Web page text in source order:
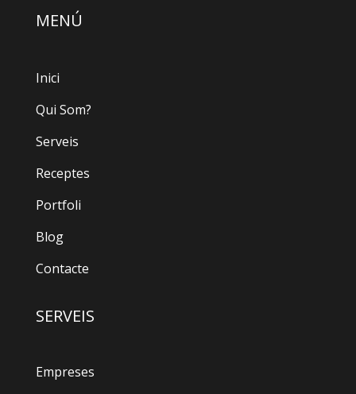
MENÚ
Inici
Qui Som?
Serveis
Receptes
Portfoli
Blog
Contacte
SERVEIS
Empreses